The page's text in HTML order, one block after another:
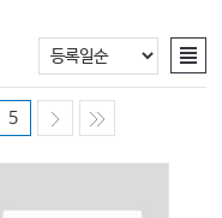
5